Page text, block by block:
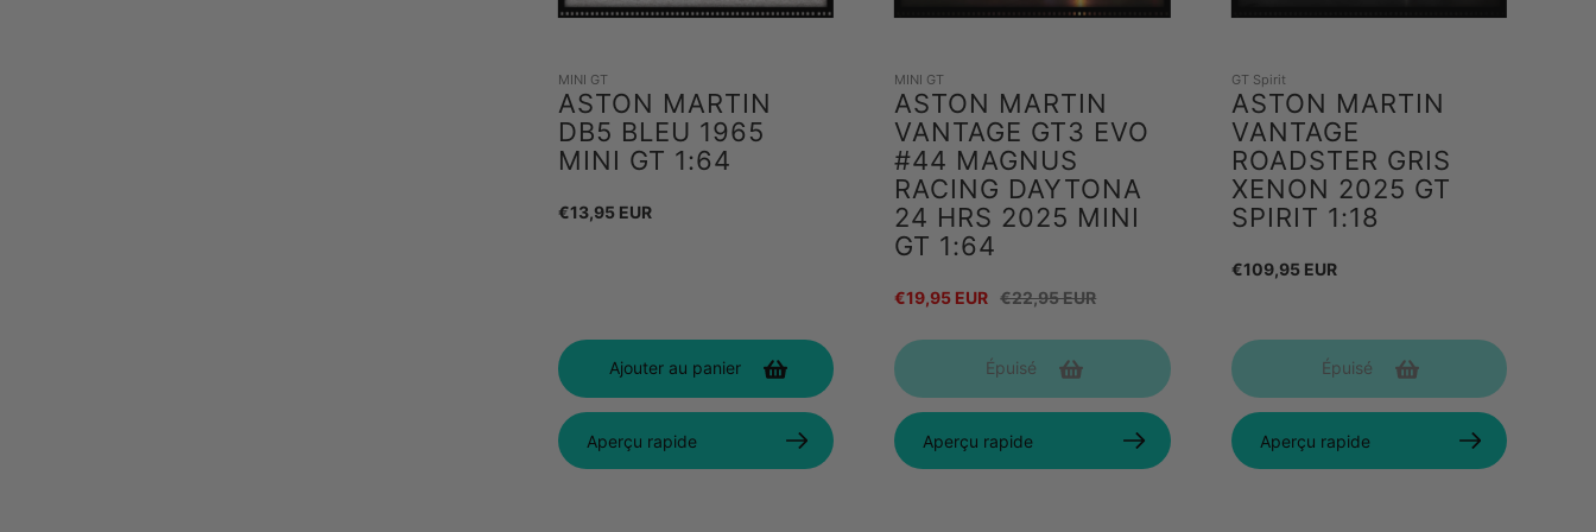
MINI GT
ASTON MARTIN
DB5 BLEU 1965
MINI GT 1:64
Prix
€13,95 EUR
Ajouter au panier
Aperçu rapide
MINI GT
ASTON MARTIN
VANTAGE GT3 EVO
#44 MAGNUS
RACING DAYTONA
24 HRS 2025 MINI
GT 1:64
Prix
de
vente
€19,95 EUR
Prix
€22,95 EUR
Épuisé
Aperçu rapide
GT Spirit
ASTON MARTIN
VANTAGE
ROADSTER GRIS
XENON 2025 GT
SPIRIT 1:18
Prix
€109,95 EUR
Épuisé
Aperçu rapide